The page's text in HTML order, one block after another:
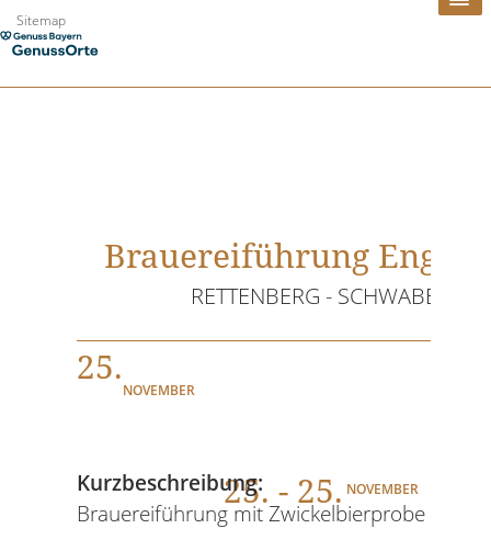
Zum
Inhalt
Sitemap
Brauereiführung
RETTENBERG - SCHWABEN
25.
NOVEMBER
25. - 25. NOVEMBER
Kurzbeschreibung:
Brauereiführung mit Zwickelbierprobe